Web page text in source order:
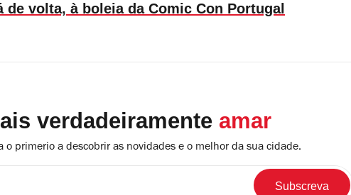
volta, à boleia da Comic Con Portugal
verdadeiramente amar
o primerio a descobrir as novidades e o melhor da sua cidade.